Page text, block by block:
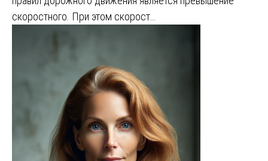
скоростного. При этом скорост…